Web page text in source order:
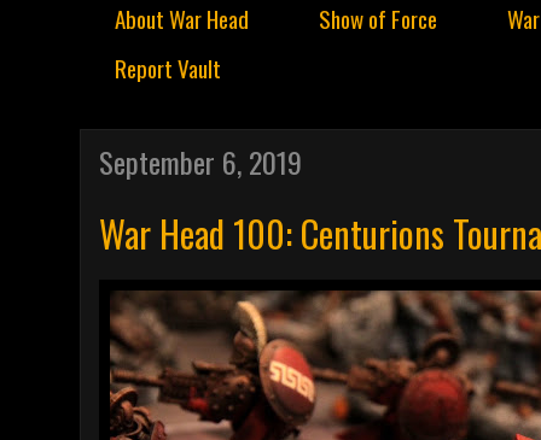
About War Head Show of Force
Report Vault
September 6, 2019
War Head 100: Centurions